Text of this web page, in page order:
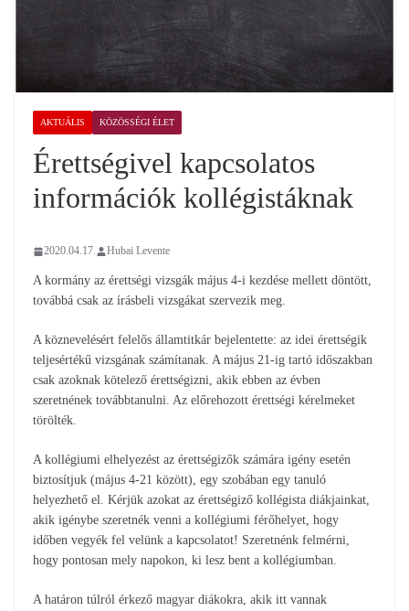
AKTUÁLIS KÖZÖSSÉGI ÉLET
Érettségivel kapcsolatos
információk kollégistáknak
2020.04.17. Hubai Levente
A kormány az érettségi vizsgák május 4-i kezdése mellett döntött,
továbbá csak az írásbeli vizsgákat szervezik meg.
A köznevelésért felelős államtitkár bejelentette: az idei érettségik
teljesértékű vizsgának számítanak. A május 21-ig tartó időszakban
csak azoknak kötelező érettségizni, akik ebben az évben
szeretnének továbbtanulni. Az előrehozott érettségi kérelmeket
törölték.
A kollégiumi elhelyezést az érettségizők számára igény esetén
biztosítjuk (május 4-21 között), egy szobában egy tanuló
helyezhető el. Kérjük azokat az érettségiző kollégista diákjainkat,
akik igénybe szeretnék venni a kollégiumi férőhelyet, hogy
időben vegyék fel velünk a kapcsolatot! Szeretnénk felmérni,
hogy pontosan mely napokon, ki lesz bent a kollégiumban.
A határon túlról érkező magyar diákokra, akik itt vannak